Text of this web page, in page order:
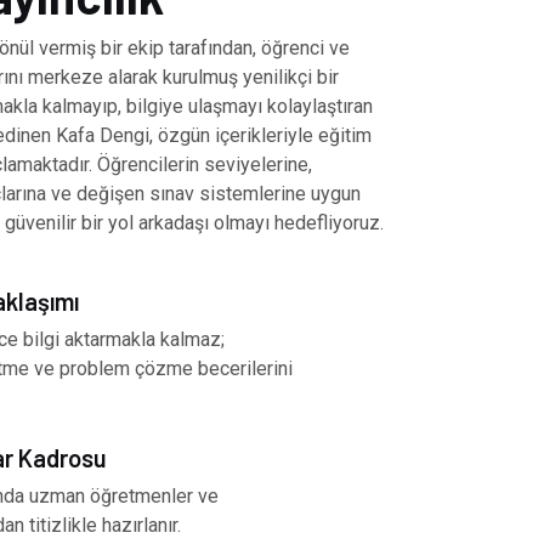
vermiş bir ekip tarafından, öğrenci ve
merkeze alarak kurulmuş yenilikçi bir
kalmayıp, bilgiye ulaşmayı kolaylaştıran
Kafa Dengi, özgün içerikleriyle eğitim
Öğrencilerin seviyelerine,
ve değişen sınav sistemlerine uygun
bir yol arkadaşı olmayı hedefliyoruz.
bilgi aktarmakla kalmaz;
ve problem çözme becerilerini
Kadrosu
uzman öğretmenler ve
titizlikle hazırlanır.